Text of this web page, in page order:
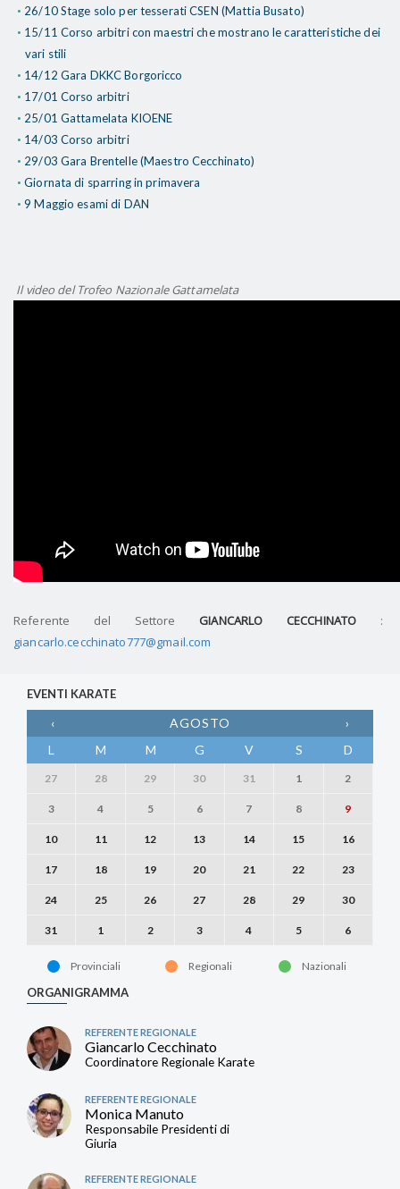
26/10 Stage solo per tesserati CSEN (Mattia Busato)
15/11 Corso arbitri con maestri che mostrano le caratteristiche dei
vari stili
14/12 Gara DKKC Borgoricco
17/01 Corso arbitri
25/01 Gattamelata KIOENE
14/03 Corso arbitri
29/03 Gara Brentelle (Maestro Cecchinato)
Giornata di sparring in primavera
9 Maggio esami di DAN
Il video del Trofeo Nazionale Gattamelata
Referente del Settore GIANCARLO CECCHINATO :
giancarlo.cecchinato777@gmail.com
EVENTI KARATE
‹ AGOSTO
›
L
M M G V S D
27 28 29 30 31 1 2
3 4 5 6 7 8 9
10 11 12 13 14 15 16
17 18 19 20 21 22 23
24 25 26 27 28 29 30
31 1 2 3 4 5 6
Provinciali Regionali Nazionali
ORGANIGRAMMA
REFERENTE REGIONALE
Giancarlo Cecchinato
Coordinatore Regionale Karate
REFERENTE REGIONALE
Monica Manuto
Responsabile Presidenti di
Giuria
REFERENTE REGIONALE